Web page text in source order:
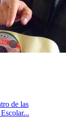
de las